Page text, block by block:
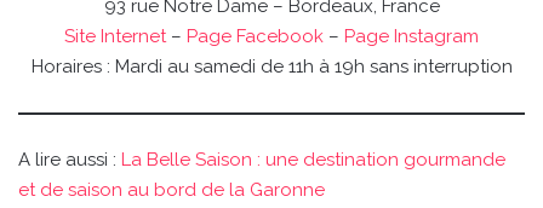
93 rue Notre Dame – Bordeaux, France
Site Internet– Page Facebook – Page Instagram
Horaires : Mardi au samedi de 11h à 19h sans interruption
A lire aussi : La Belle Saison : une destination gourmande
et de saison au bord de la Garonne